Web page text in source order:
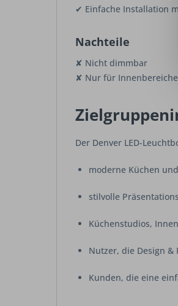
✔ Einfache Installation
Nachteile
✘ Nicht dimmbar
✘ Nur für Innenbereiche
Der Denver LED-
moderne Küchen
stilvolle
Küchenstudios,
Nutzer, die Design
Kunden, die eine